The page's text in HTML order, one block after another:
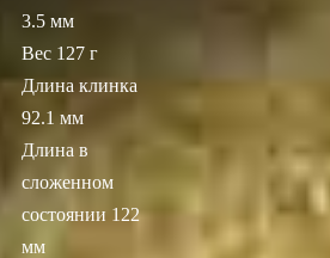
3.5 мм
Вес 127 г
Длина клинка
92.1 мм
Длина в
сложенном
состоянии 122
мм